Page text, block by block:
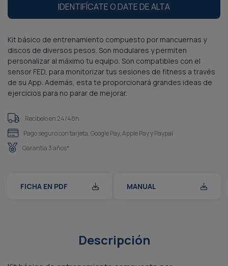
IDENTIFÍCATE O DATE DE ALTA
Kit básico de entrenamiento compuesto por mancuernas y
discos de diversos pesos. Son modulares y permiten
personalizar al máximo tu equipo. Son compatibles con el
sensor FED, para monitorizar tus sesiones de fitness a través
de su App. Además, esta te proporcionará grandes ideas de
ejercicios para no parar de mejorar.
Recíbelo en 24/48h
Pago seguro con tarjeta, Google Pay, Apple Pay y Paypal
Garantía 3 años*
FICHA EN PDF MANUAL
Descripción